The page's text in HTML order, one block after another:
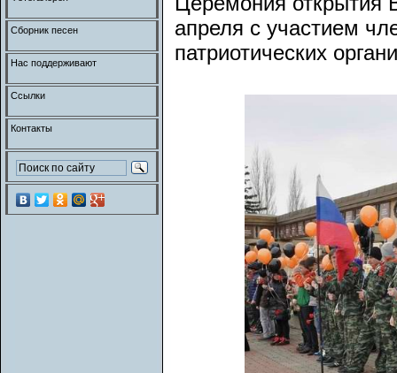
апреля с участием
патриотических
Сборник песен
Нас поддерживают
Ссылки
Контакты